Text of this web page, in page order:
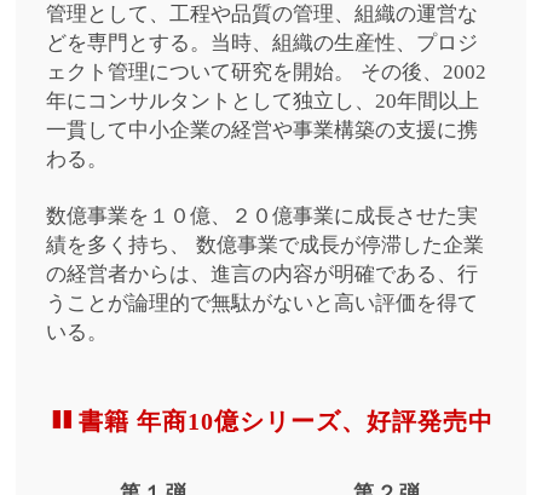
管理として、工程や品質の管理、組織の運営な
どを専門とする。当時、組織の生産性、プロジ
ェクト管理について研究を開始。
その後、2002
年にコンサルタントとして独立し、20年間以上
一貫して中小企業の経営や事業構築の支援に携
わる。
数億事業を１０億、２０億事業に成長させた実
績を多く持ち、
数億事業で成長が停滞した企業
の経営者からは、進言の内容が明確である、行
うことが論理的で無駄がないと高い評価を得て
いる。
書籍 年商10億シリーズ、好評発売中